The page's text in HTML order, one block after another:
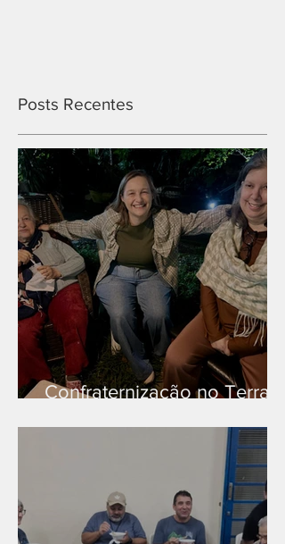
Posts Recentes
Confraternização no Terra